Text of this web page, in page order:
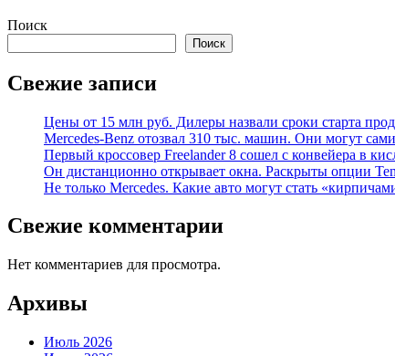
Поиск
Поиск
Свежие записи
Цены от 15 млн руб. Дилеры назвали сроки старта
Mercedes-Benz отозвал 310 тыс. машин. Они могут сами
Первый кроссовер Freelander 8 сошел с конвейера в
Он дистанционно открывает окна. Раскрыты опции
Не только Mercedes. Какие авто могут стать
Свежие комментарии
Нет комментариев для просмотра.
Архивы
Июль 2026